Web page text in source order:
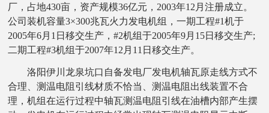
厂，占地430亩，资产规模36亿元，2003年12月注册成立。
公司装机容量3×300兆瓦火力发电机组，一期工程#1机于
2005年6月1日移交生产，#2机组于2005年9月15日移交生产;
二期工程#3机组于2007年12月11日移交生产。
洛阳伊川龙泉坑口自备发电厂发电机轴瓦原走线方式不
合理、测温电阻引线材质不恰当、测温电阻出线装置不合
理，机组在运行过程中轴瓦测温电阻引线在油槽内部产生摆